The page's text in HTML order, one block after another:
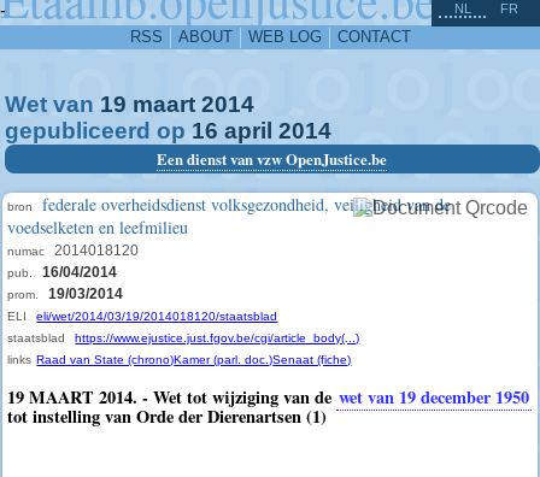
-
RSS ABOUT WEB LOG CONTACT
NL FR
Wet van 19 maart 2014
gepubliceerd op 16 april 2014
Een dienst van vzw OpenJustice.be
bron
federale overheidsdienst volksgezondheid, veiligheid van de
voedselketen en leefmilieu
numac 2014018120
pub. 16/04/2014
prom. 19/03/2014
ELI
eli/wet/2014/03/19/2014018120/staatsblad
staatsblad
https://www.ejustice.just.fgov.be/cgi/article_body(...)
links Raad van State (chrono)Kamer (parl. doc.)Senaat (fiche)
19 MAART 2014. - Wet tot wijziging van de wet van 19 december 1950
tot instelling van Orde der Dierenartsen (1)
^